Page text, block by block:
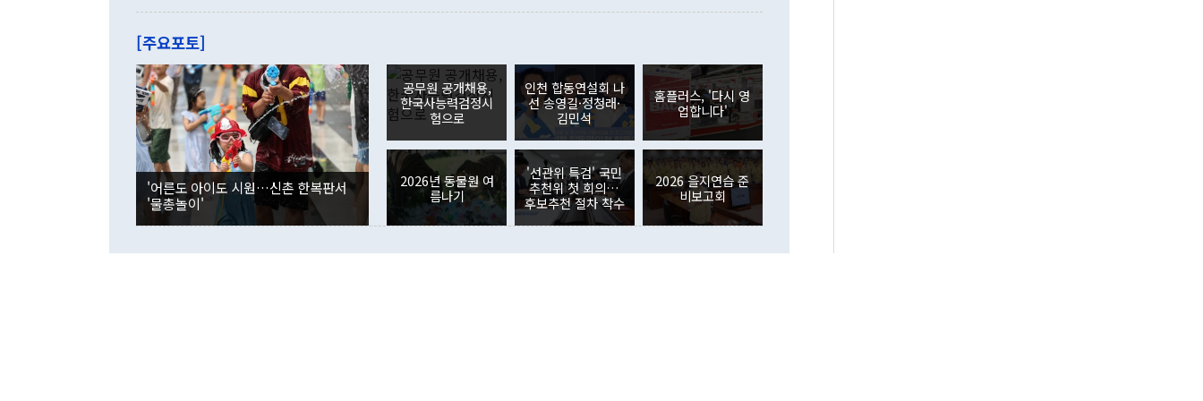
관은 업무보고 사후 브리핑에서 정 장관이 언급한 '4자 회담'에 대해 "이상
이 9월 러시아 블라디보스토크에서 열리는 '동방경제포럼(EEF)'을 언급하
며 "정부 차원에서 (참석을) 검토하고 있다"고 발언한 데 대해서도 조 장관
은 "그것은 외교부의 몫"이라며 "아직 거기까지 진도가 나가지 않았다"고
잘랐다. 정 장관이 이날 소개한 대북 구상과 설명은 정부 내 조율을 거치지
않았다는 점에서 문제가 있다. 특히 주적 표현 대체와 국호 사용, 9·19 군
사합의 복원, 4자회담 추진 등은 통일부 장관이 결정할 사안이 아니어서 월
권이라는 지적이 나오고 있다. 이 대통령은 정 장관의 업무보고를 듣고 난
뒤 "여기 업무보고에 발표했다고 승인난 건 아니다"라고 재차 확인했다. 정
부의 한 소식통은 "정 장관의 발언 내용은 대부분 국가안전보장회의(NSC)
를 거쳐 결정된 사안이 아닌 정 장관의 개인적 생각에 가깝다"며 "안보 관
련 부처 장관이 정부의 공식 정책이 아닌 사안을 추진하겠다고 업무보고를
하고 대통령의 면전에서 '국군통수권자가 나서야 한다'고 주장한 것은 심각
는 배당수입이 늘어난 데다 전월 분기배당에 따른 기저효과로 배당지급이
였던 올해 3월(369억9000만달러)을 넘어선 것이다. 직접투자에서는 내국
인의 해외투자가 80억1000만달러, 외국인의 국내투자가 46억3000만달러
각각 증가했다. 증권투자에서는 외국인의 국내 주식 매도세가 이어졌다. 외
국인의 국내 주식 투자는 차익실현 매도 등의 영향으로 316억1000만달러
감소하며 전월(-310억5000만달러)에 이어 역대 최대 순매도 기록을 다시
경신했다. 외국인의 국내 채권투자는 세계국채지수(WGBI) 자금 유입에도
분기 말 만기도래 영향으로 증가 폭이 줄어든 52억9000만달러를 기록했
다. 내국인의 해외 증권투자는 주식을 중심으로 35억6000만달러 증가했
다. eoyn2@newspim.com
[주요포토]
'어른도 아이도 시원…신촌 한복판서
'물총놀이'
공무원 공개채용,
한국사능력검정시
험으로
인천 합동연설회 나
선 송영길·정청래·
김민석
홈플러스, '다시 영
업합니다'
2026년 동물원 여
름나기
'선관위 특검' 국민
추천위 첫 회의…
후보추천 절차 착수
2026 을지연습 준
비보고회